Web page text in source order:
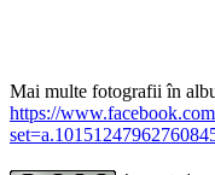
Mai multe fotografii în
https://